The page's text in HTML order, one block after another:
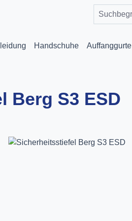
Handschuhe Auffanggurte
Berg S3 ESD